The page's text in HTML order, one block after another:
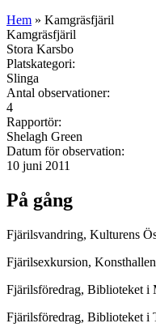
Hem » Kamgräsfjäril
Kamgräsfjäril
Stora Karsbo
Platskategori:
Slinga
Antal observationer:
4
Rapportör:
Shelagh Green
Datum för observation:
10 juni 2011
På gång
Fjärilsvandring, Kulturens
Fjärilsexkursion,
Fjärilsföredrag, Biblioteket i
Fjärilsföredrag, Biblioteket i